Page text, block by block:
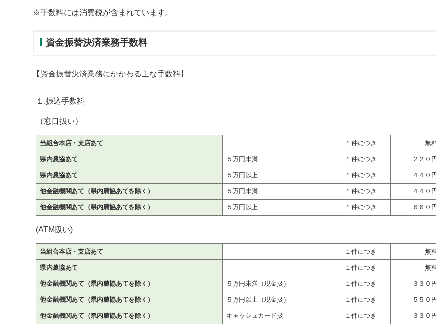
※手数料には消費税が含まれています。
資金振替決済業務手数料
【資金振替決済業務にかかわる主な手数料】
１.振込手数料
（窓口扱い）
当組合本店・支店あて １件につき 無
県内農協あて ５万円未満 １件につき ２２０円
県内農協あて ５万円以上 １件につき ４４０円
他金融機関あて（県内農協あてを除く） ５万円未満 １件につき ４４０円
他金融機関あて（県内農協あてを除く） ５万円以上 １件につき ６６０円
(ATM扱い)
当組合本店・支店あて １件につき 無
県内農協あて １件につき 無
他金融機関あて（県内農協あてを除く） ５万円未満（現金扱） １件につき ３３０円
他金融機関あて（県内農協あてを除く） ５万円以上（現金扱） １件につき ５５０円
他金融機関あて（県内農協あてを除く） キャッシュカード扱 １件につき ３３０円